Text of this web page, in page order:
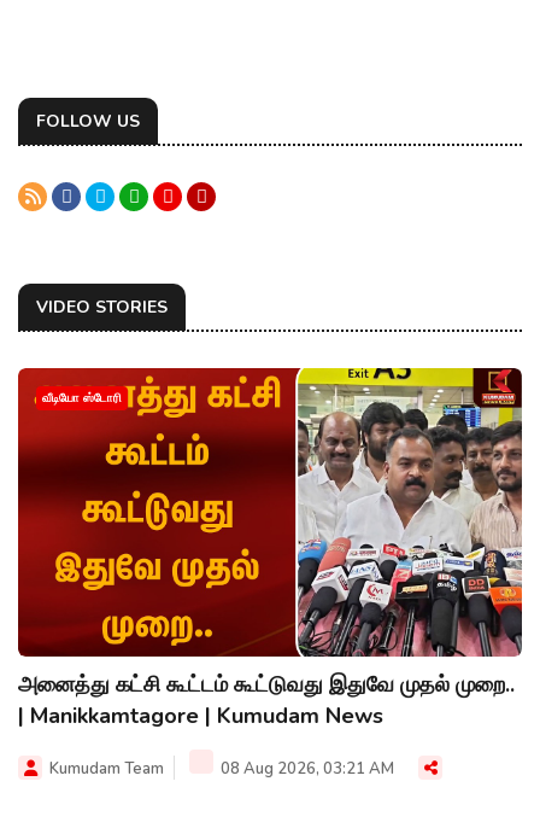
FOLLOW US
VIDEO STORIES
வீடியோ ஸ்டோரி
அனைத்து கட்சி கூட்டம் கூட்டுவது இதுவே முதல் முறை..
| Manikkamtagore | Kumudam News
Kumudam Team 08 Aug 2026, 03:21 AM